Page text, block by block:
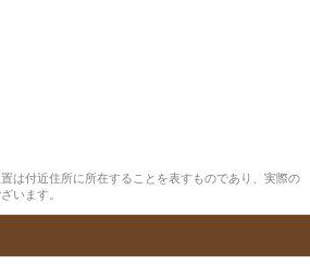
は付近住所に所在することを表すものであり、実際の
います。